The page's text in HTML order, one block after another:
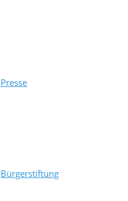
Presse
Bürgerstiftung